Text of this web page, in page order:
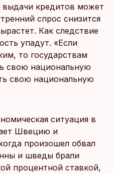
кредитов может
спрос снизится
Как следствие
упадут. «Если
то государствам
свою национальную
свою национальную
ситуация в
Швецию и
произошел обвал
и шведы брали
процентной ставкой,